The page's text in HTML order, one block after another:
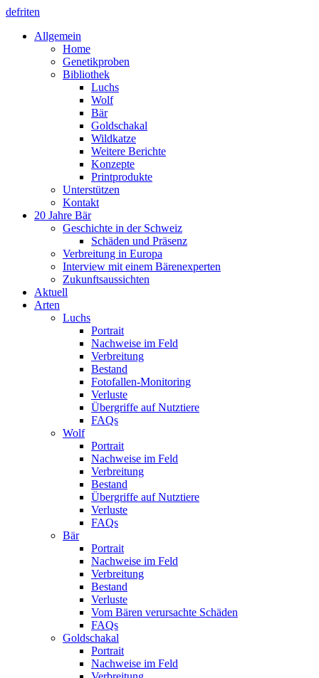
defriten
Allgemein
Home
Genetikproben
Bibliothek
Luchs
Wolf
Bär
Goldschakal
Wildkatze
Weitere Berichte
Konzepte
Printprodukte
Unterstützen
Kontakt
20 Jahre Bär
Geschichte in der Schweiz
Schäden und Präsenz
Verbreitung in Europa
Interview mit einem Bärenexperten
Zukunftsaussichten
Aktuell
Arten
Luchs
Portrait
Nachweise im Feld
Verbreitung
Bestand
Fotofallen-Monitoring
Verluste
Übergriffe auf Nutztiere
FAQs
Wolf
Portrait
Nachweise im Feld
Verbreitung
Bestand
Übergriffe auf Nutztiere
Verluste
FAQs
Bär
Portrait
Nachweise im Feld
Verbreitung
Bestand
Verluste
Vom Bären verursachte Schäden
FAQs
Goldschakal
Portrait
Nachweise im Feld